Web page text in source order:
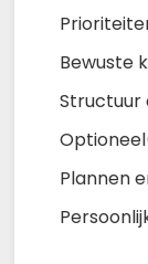
Bewuste
Structuur
Plannen